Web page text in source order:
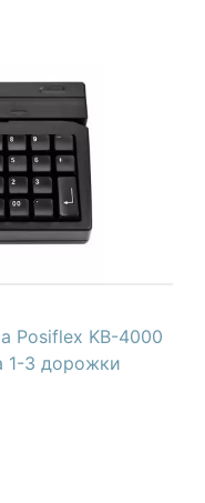
Posiflex KB-4000
1-3 дорожки